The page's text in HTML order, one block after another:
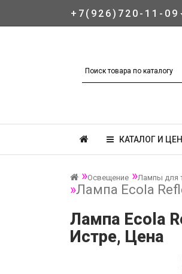
+7(926)720-11-09
КАТАЛОГ И
Освещение Лампы для
Лампа Ecola
Лампа Ecola
Истре, Цена